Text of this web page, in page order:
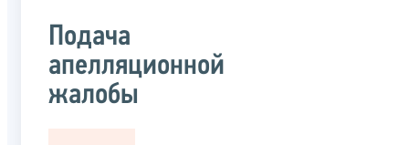
Подача
апелляционной
жалобы